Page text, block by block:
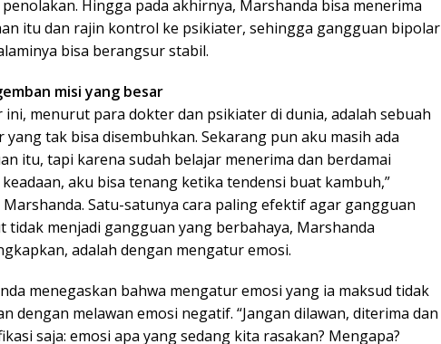
penolakan. Hingga pada akhirnya, Marshanda bisa menerima
itu dan rajin kontrol ke psikiater, sehingga gangguan bipolar
bisa berangsur stabil.
misi yang besar
ini, menurut para dokter dan psikiater di dunia, adalah sebuah
yang tak bisa disembuhkan. Sekarang pun aku masih ada
itu, tapi karena sudah belajar menerima dan berdamai
aku bisa tenang ketika tendensi buat kambuh,”
Satu-satunya cara paling efektif agar gangguan
tidak menjadi gangguan yang berbahaya, Marshanda
adalah dengan mengatur emosi.
menegaskan bahwa mengatur emosi yang ia maksud tidak
dengan melawan emosi negatif. “Jangan dilawan, diterima dan
saja: emosi apa yang sedang kita rasakan? Mengapa?